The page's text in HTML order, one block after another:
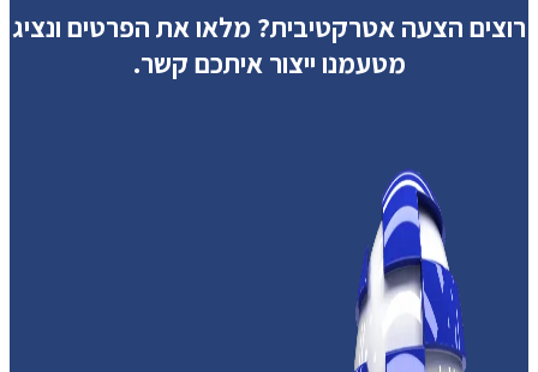
רוצים הצעה אטרקטיבית? מלאו את הפרטים ונציג
מטעמנו ייצור איתכם קשר.